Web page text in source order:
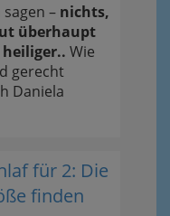
– nichts,
überhaupt
Wie
gerecht
Daniela
für 2: Die
finden